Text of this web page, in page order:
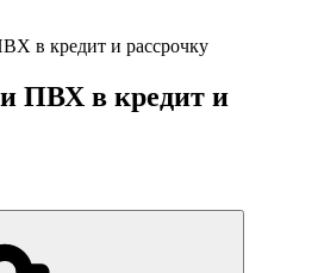
в кредит и рассрочку
ПВХ в кредит и